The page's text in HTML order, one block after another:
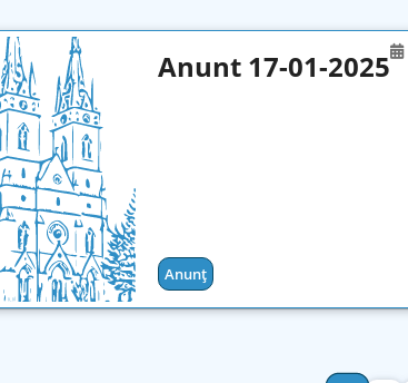
Anunt 17-01-2025
Anunț